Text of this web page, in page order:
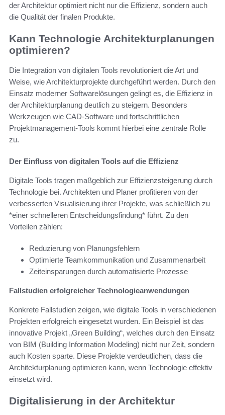
der Architektur optimiert nicht nur die Effizienz, sondern auch
die Qualität der finalen Produkte.
Kann Technologie Architekturplanungen
optimieren?
Die Integration von digitalen Tools revolutioniert die Art und
Weise, wie Architekturprojekte durchgeführt werden. Durch den
Einsatz moderner Softwarelösungen gelingt es, die Effizienz in
der Architekturplanung deutlich zu steigern. Besonders
Werkzeugen wie CAD-Software und fortschrittlichen
Projektmanagement-Tools kommt hierbei eine zentrale Rolle
zu.
Der Einfluss von digitalen Tools auf die Effizienz
Digitale Tools tragen maßgeblich zur Effizienzsteigerung durch
Technologie bei. Architekten und Planer profitieren von der
verbesserten Visualisierung ihrer Projekte, was schließlich zu
*einer schnelleren Entscheidungsfindung* führt. Zu den
Vorteilen zählen:
Reduzierung von Planungsfehlern
Optimierte Teamkommunikation und Zusammenarbeit
Zeiteinsparungen durch automatisierte Prozesse
Fallstudien erfolgreicher Technologieanwendungen
Konkrete Fallstudien zeigen, wie digitale Tools in verschiedenen
Projekten erfolgreich eingesetzt wurden. Ein Beispiel ist das
innovative Projekt „Green Building“, welches durch den Einsatz
von BIM (Building Information Modeling) nicht nur Zeit, sondern
auch Kosten sparte. Diese Projekte verdeutlichen, dass die
Architekturplanung optimieren kann, wenn Technologie effektiv
einsetzt wird.
Digitalisierung in der Architektur